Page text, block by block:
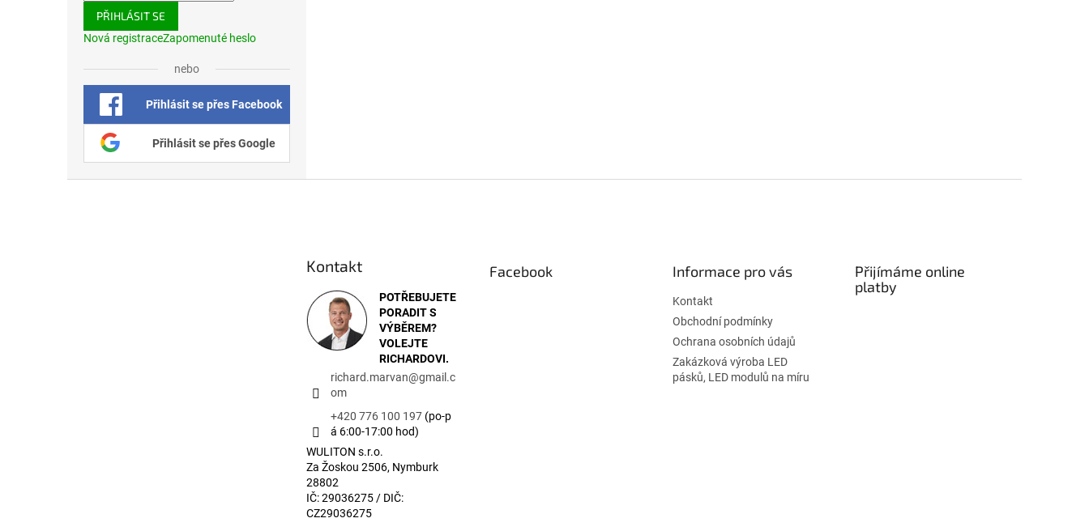
PŘIHLÁSIT SE
Nová registraceZapomenuté heslo
nebo
Přihlásit se přes Facebook
Přihlásit se přes Google
Kontakt
POTŘEBUJETE
PORADIT S
VÝBĚREM?
VOLEJTE
RICHARDOVI.
richard.marvan@gmail.c
om
+420 776 100 197 (po-p
á 6:00-17:00 hod)
WULITON s.r.o.
Za Žoskou 2506, Nymburk
28802
IČ: 29036275 / DIČ:
CZ29036275
Facebook Informace pro vás
Kontakt
Obchodní podmínky
Ochrana osobních údajů
Zakázková výroba LED
pásků, LED modulů na míru
Přijímáme online
platby